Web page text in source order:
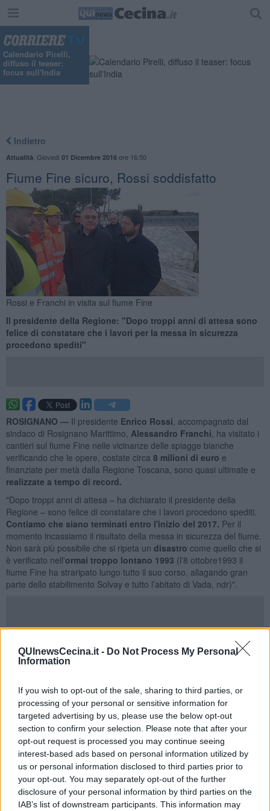
QUInewsCecina.it - Do Not Process My Personal
Information
If you wish to opt-out of the sale, sharing to third parties, or
processing of your personal or sensitive information for
targeted advertising by us, please use the below opt-out
section to confirm your selection. Please note that after your
opt-out request is processed you may continue seeing
interest-based ads based on personal information utilized by
us or personal information disclosed to third parties prior to
your opt-out. You may separately opt-out of the further
disclosure of your personal information by third parties on the
IAB’s list of downstream participants. This information may
Calendario Pirelli,
diffuso il teaser:
focus sull'India
Indietro
Attualità Giovedì 01 Dicembre 2016ore 16:50
Fiume Fine sicuro, Rossi soddisfatto
Rossi e Franchi in visita sul fiume Fine
Il presidente della Regione: "Dopo troppi anni di attesa sono
felice di constatare che i lavori per la messa in sicurezza
procedono spediti"
ROSIGNANO — Il presidente Enrico Rossi , accompagnato dal
sindaco di Rosignano Marittimo, Alessandro Franchi , ha visitato i
cantieri sul fiume Fine nelle vicinanze delle spiagge bianche
verificando che le opere, costate circa 8 milioni di euro e
finanziate per metà dalla Regione Toscana, sono quasi ultimate e
realizzate a tempo di record.
"Dopo troppi anni di attesa – ha dichiarato il presidente della
Regione – sono felice di constatare che i lavori procedono spediti.
Contiamo che siano terminati entro l'inizio del 2017. Per il
momento incassiamo il risultato della messa in sicurezza del fiume.
Non sarà più possibile che si ripeta un disastro come quello che si
è verificato nell'ormai troppo lontano 1993 (l'8 ottobre1993 il
fiume Fine ha straripato lungo tutto il suo corso, allagando gran
parte dello stabilimento Solvay e tutto l’abitato di Vada, ndr)".
"Da quando sono stato nominato commissario di governo per la
realizzazione di quest'opera - ha ripreso Rossi - le cose sono
procedute speditamente e bene. E non abbiamo intenzione di
finanziare e completare anche gli interventi per dare
completamento alla messa in sicurezza di Vada".
Rossi nel corso del sopralluogo ha avuto modo di ripercorrere la
storia di questa zona costiera. A partire dal queldisastroso 8
ottobre 1993, giorno in cui il Fine straripò lungo tutto il suo corso,
allagando gran parte dello stabilimento Solvay e tutto l'abitato di
Vada, rompendo 200 metri di rilevato ferroviario e determinando
una grave situazione di pericolo che portò all'evacuazione di
numerose famiglie in località Fanfani.
Da quel giorno è iniziata unalunga attesa per ottenere